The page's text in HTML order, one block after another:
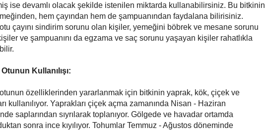
ise devamlı olacak şekilde istenilen miktarda kullanabilirsiniz. Bu bitkinin
hem çayından hem de şampuanından faydalana bilirisiniz.
otu çayını sindirim sorunu olan kişiler, yemeğini böbrek ve mesane sorunu
ve şampuanını da egzama ve saç sorunu yaşayan kişiler rahatlıkla
Otunun Kullanılışı:
otunun özelliklerinden yararlanmak için bitkinin yaprak, kök, çiçek ve
kullanılıyor. Yaprakları çiçek açma zamanında Nisan - Haziran
saplarından sıyrılarak toplanıyor. Gölgede ve havadar ortamda
sonra ince kıyılıyor. Tohumlar Temmuz - Ağustos döneminde